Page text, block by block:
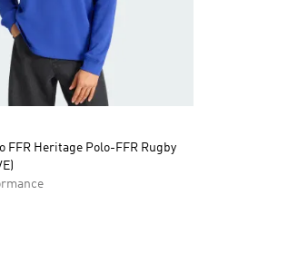
FFR Heritage Polo-FFR Rugby